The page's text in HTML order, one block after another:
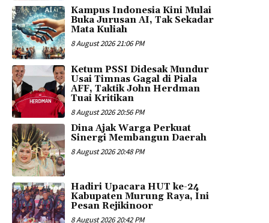
Kampus Indonesia Kini Mulai
Buka Jurusan AI, Tak Sekadar
Mata Kuliah
8 August 2026 21:06 PM
Ketum PSSI Didesak Mundur
Usai Timnas Gagal di Piala
AFF, Taktik John Herdman
Tuai Kritikan
8 August 2026 20:56 PM
Dina Ajak Warga Perkuat
Sinergi Membangun Daerah
8 August 2026 20:48 PM
Hadiri Upacara HUT ke-24
Kabupaten Murung Raya, Ini
Pesan Rejikinoor
8 August 2026 20:42 PM